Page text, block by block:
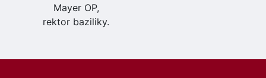
Mayer OP,
rektor baziliky.